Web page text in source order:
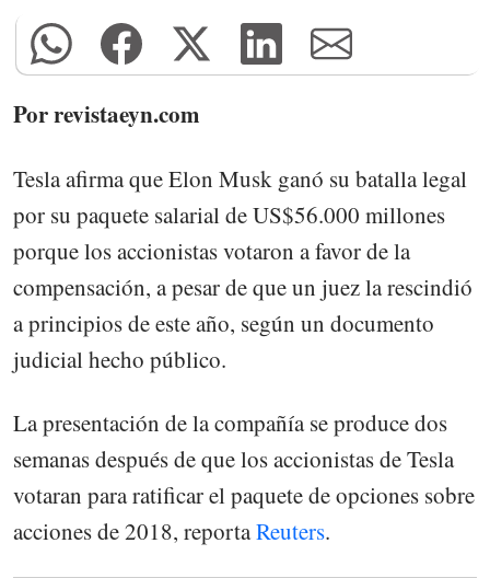
Por revistaeyn.com
Tesla afirma que Elon Musk ganó su batalla legal
por su paquete salarial de US$56.000 millones
porque los accionistas votaron a favor de la
compensación, a pesar de que un juez la rescindió
a principios de este año, según un documento
judicial hecho público.
La presentación de la compañía se produce dos
semanas después de que los accionistas de Tesla
votaran para ratificar el paquete de opciones sobre
acciones de 2018, reportaReuters.